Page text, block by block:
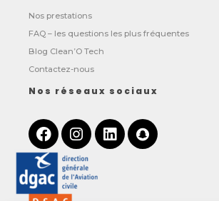
Nos prestations
FAQ – les questions les plus fréquentes
Blog Clean’O Tech
Contactez-nous
Nos réseaux sociaux